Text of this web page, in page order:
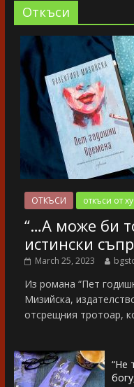
Oткъси
ОТКЪСИ откъси от
“…А може би
истински
March 25, 2023
Из романа “Пет
Мизийска,
отсрещния тротоар,
“Не